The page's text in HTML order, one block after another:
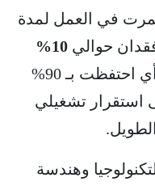
في العمل لمدة
حوالي 10%
فقط من كفاءتها الأولية (أي احتفظت بـ 90%
استقرار تشغيلي
وهندسة